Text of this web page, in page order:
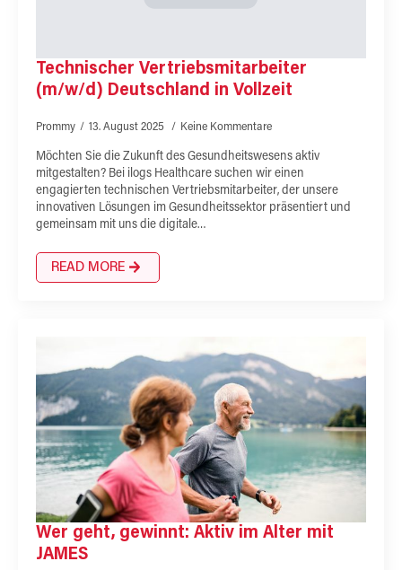
Technischer Vertriebsmitarbeiter
(m/w/d) Deutschland in Vollzeit
Prommy 13. August 2025 Keine Kommentare
Möchten Sie die Zukunft des Gesundheitswesens aktiv
mitgestalten? Bei ilogs Healthcare suchen wir einen
engagierten technischen Vertriebsmitarbeiter, der unsere
innovativen Lösungen im Gesundheitssektor präsentiert und
gemeinsam mit uns die digitale…
READ MORE
Wer geht, gewinnt: Aktiv im Alter mit
JAMES